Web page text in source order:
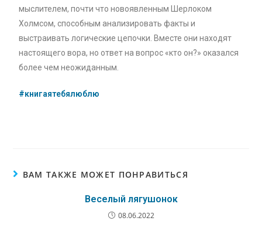
мыслителем, почти что новоявленным Шерлоком
Холмсом, способным анализировать факты и
выстраивать логические цепочки. Вместе они находят
настоящего вора, но ответ на вопрос «кто он?» оказался
более чем неожиданным.
#книгаятебялюблю
ВАМ ТАКЖЕ МОЖЕТ ПОНРАВИТЬСЯ
Веселый лягушонок
08.06.2022